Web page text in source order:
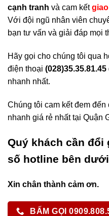
cạnh tranh và cam kết
Với đội ngũ nhân viên
bạn tư vấn và giải đáp mọi
Hãy gọi cho chúng tôi qua
điện thoại (028)35.35.81.45
nhanh nhất.
Chúng tôi cam kết đem
nhanh giá rẻ nhất tại Quận
Quý khách cần đổi
số hotline bên
Xin chân thành cảm ơn.
BẤM GỌI